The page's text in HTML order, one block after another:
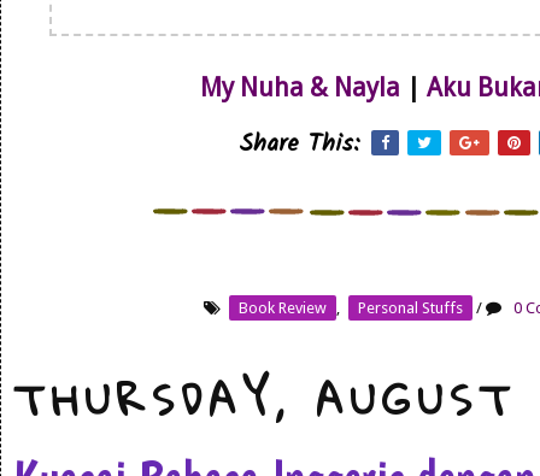
My Nuha & Nayla | Aku
Share This:
Book Review Personal Stuffs / 0
THURSDAY,